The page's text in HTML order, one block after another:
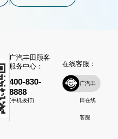
广汽丰田顾客
服务中心：
400-830-
8888
(手机拨打)
在线客服：
广汽丰
田在线
客服